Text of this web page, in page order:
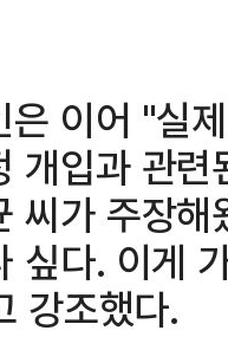
은 이어 "실
개입과 관
씨가 주장
싶다. 이게
강조했다.